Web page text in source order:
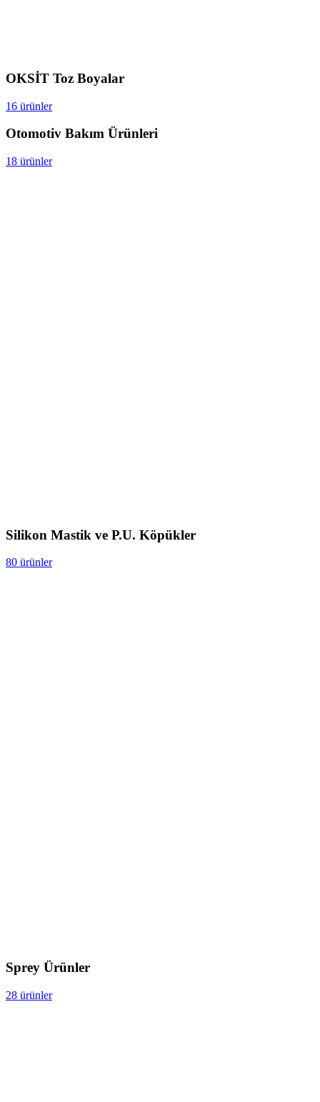
OKSİT Toz Boyalar
16 ürünler
Otomotiv Bakım Ürünleri
18 ürünler
Silikon Mastik ve P.U. Köpükler
80 ürünler
Sprey Ürünler
28 ürünler